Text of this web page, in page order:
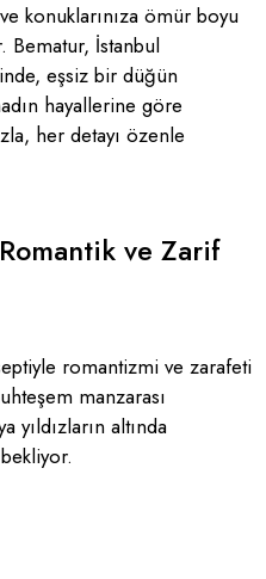
konuklarınıza ömür boyu
Bematur, İstanbul
eşsiz bir düğün
hayallerine göre
her detayı özenle
ve Zarif
romantizmi ve zarafeti
manzarası
yıldızların altında